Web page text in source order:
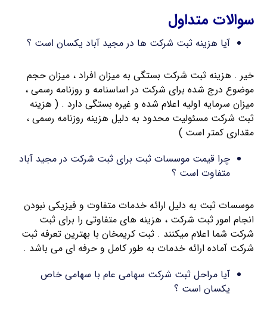
سوالات متداول
آیا هزینه ثبت شرکت ها در مجید آباد یکسان است ؟
خیر . هزینه ثبت شرکت بستگی به میزان افراد ، میزان حجم
موضوع درج شده برای شرکت در اساسنامه و روزنامه رسمی ،
میزان سرمایه اولیه اعلام شده و غیره بستگی دارد . ( هزینه
ثبت شرکت مسئولیت محدود به دلیل هزینه روزنامه رسمی ،
مقداری کمتر است )
چرا قیمت موسسات ثبت برای ثبت شرکت در مجید آباد
متفاوت است ؟
موسسات ثبت به دلیل ارائه خدمات متفاوت و فیزیکی نبودن
انجام امور ثبت شرکت ، هزینه های متفاوتی را برای ثبت
شرکت شما اعلام میکنند . ثبت کریمخان با بهترین تعرفه ثبت
شرکت آماده ارائه خدمات به طور کامل و حرفه ای می باشد .
آیا مراحل ثبت شرکت سهامی عام با سهامی خاص
یکسان است ؟